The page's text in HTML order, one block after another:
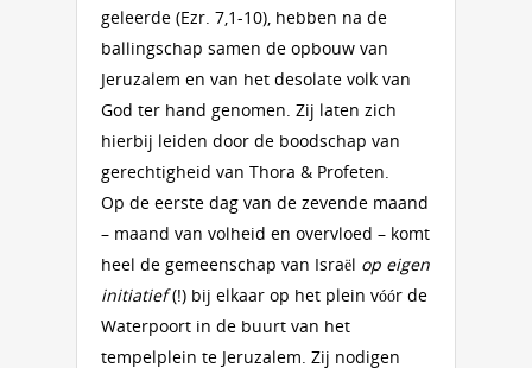
geleerde (Ezr. 7,1-10), hebben na de
ballingschap samen de opbouw van
Jeruzalem en van het desolate volk van
God ter hand genomen. Zij laten zich
hierbij leiden door de boodschap van
gerechtigheid van Thora & Profeten.
Op de eerste dag van de zevende maand
– maand van volheid en overvloed – komt
heel de gemeenschap van Israël op eigen
initiatief(!) bij elkaar op het plein vóór de
Waterpoort in de buurt van het
tempelplein te Jeruzalem. Zij nodigen